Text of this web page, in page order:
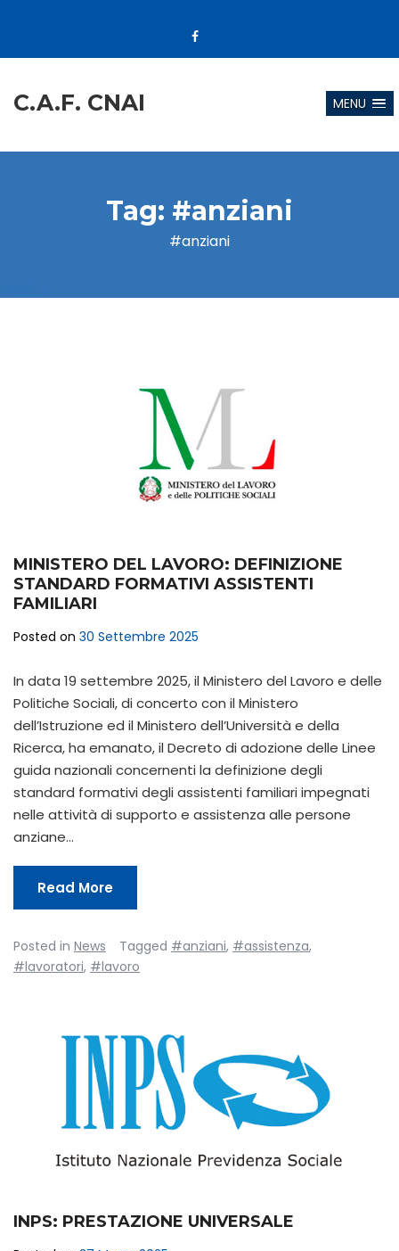
C.A.F. CNAI MENU
Tag: #anziani
#anziani
MINISTERO DEL LAVORO: DEFINIZIONE
STANDARD FORMATIVI ASSISTENTI
FAMILIARI
Posted on 30 Settembre 2025
In data 19 settembre 2025, il Ministero del Lavoro e delle
Politiche Sociali, di concerto con il Ministero
dell’Istruzione ed il Ministero dell’Università e della
Ricerca, ha emanato, il Decreto di adozione delle Linee
guida nazionali concernenti la definizione degli
standard formativi degli assistenti familiari impegnati
nelle attività di supporto e assistenza alle persone
anziane…
Read More
Posted in News Tagged #anziani, #assistenza,
#lavoratori, #lavoro
INPS: PRESTAZIONE UNIVERSALE